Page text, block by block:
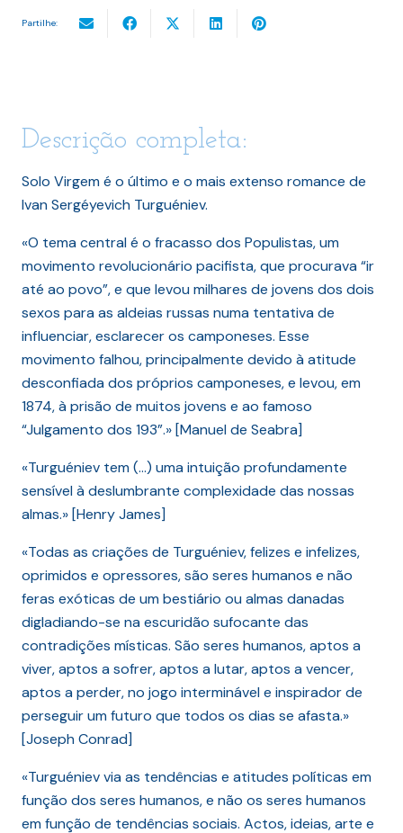
Partilhe:
Descrição completa:
Solo Virgem é o último e o mais extenso romance de
Ivan Sergéyevich Turguéniev.
«O tema central é o fracasso dos Populistas, um
movimento revolucionário pacifista, que procurava “ir
até ao povo”, e que levou milhares de jovens dos dois
sexos para as aldeias russas numa tentativa de
influenciar, esclarecer os camponeses. Esse
movimento falhou, principalmente devido à atitude
desconfiada dos próprios camponeses, e levou, em
1874, à prisão de muitos jovens e ao famoso
“Julgamento dos 193”.» [Manuel de Seabra]
«Turguéniev tem (…) uma intuição profundamente
sensível à deslumbrante complexidade das nossas
almas.» [Henry James]
«Todas as criações de Turguéniev, felizes e infelizes,
oprimidos e opressores, são seres humanos e não
feras exóticas de um bestiário ou almas danadas
digladiando-se na escuridão sufocante das
contradições místicas. São seres humanos, aptos a
viver, aptos a sofrer, aptos a lutar, aptos a vencer,
aptos a perder, no jogo interminável e inspirador de
perseguir um futuro que todos os dias se afasta.»
[Joseph Conrad]
«Turguéniev via as tendências e atitudes políticas em
função dos seres humanos, e não os seres humanos
em função de tendências sociais. Actos, ideias, arte e